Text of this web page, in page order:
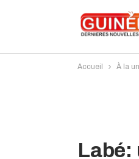
Accueil À la
Labé: